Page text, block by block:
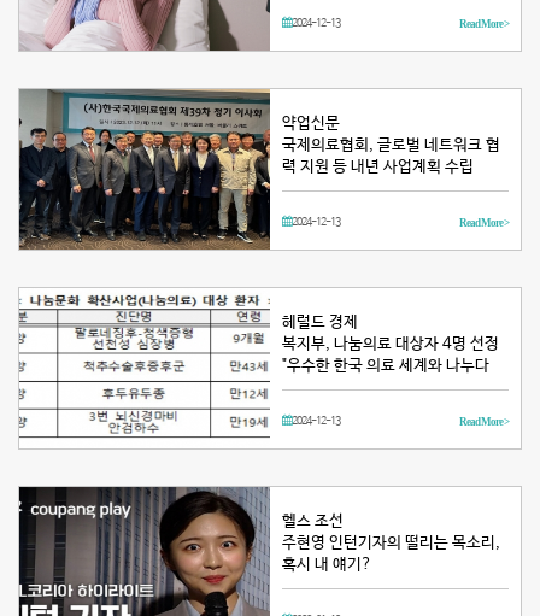
2024-12-13 Read More >
약업신문
국제의료협회, 글로벌 네트워크 협
력 지원 등 내년 사업계획 수립
2024-12-13 Read More >
헤럴드 경제
복지부, 나눔의료 대상자 4명 선정
"우수한 한국 의료 세계와 나누다
2024-12-13 Read More >
헬스 조선
주현영 인턴기자의 떨리는 목소리,
혹시 내 얘기?